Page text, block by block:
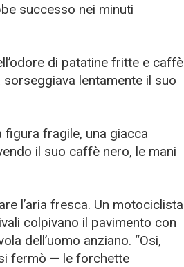
successo nei minuti
di patatine fritte e caffè
lentamente il suo
figura fragile, una giacca
il suo caffè nero, le mani
l’aria fresca. Un motociclista
colpivano il pavimento con
dell’uomo anziano. “Osi,
fermò — le forchette